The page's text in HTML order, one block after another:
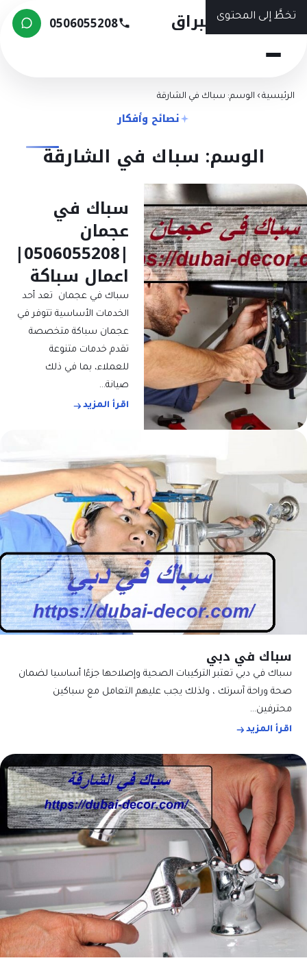
تخطَّ إلى المحتوى
شركة البراق 0506055208
الرئيسية › الوسم: سباك في الشارقة
نصائح وأفكار
الوسم: سباك في الشارقة
سباك في
عجمان
|0506055208|
اعمال سباكة
سباك في عجمان تعد أحد
الخدمات الأساسية تتوفر في
عجمان سباكة متخصصة
تقدم خدمات متنوعة
للعملاء، بما في ذلك
صيانة…
اقرأ المزيد
سباك في دبي
سباك في دبي تعتبر التركيبات الصحية وإصلاحها جزءًا أساسيا لضمان
صحة وراحة آسرتك ، ولذلك يجب عليهم التعامل مع سباكين
محترفين…
اقرأ المزيد